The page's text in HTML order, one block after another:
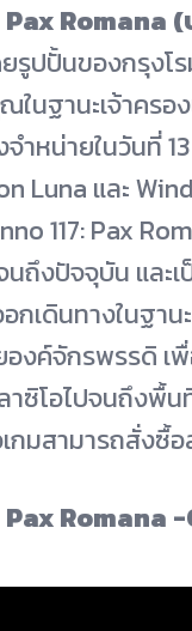
Pax Romana (
รูปปั้นของกรุงโ
นฐานะเจ้าครอ
ำหน่ายในวันที่
Luna และ
117: Pax
ถึงปัจจุบัน และ
อกเดินทางในฐา
งค์จักรพรรดิ เ
ซิโอไปจนถึงพื้
กมสามารถสั่งซื้
Pax